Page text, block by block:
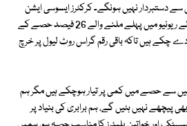
دستبردار نہیں ہونگے۔ کرکٹرز ایسوسی ایشن
پہلے ہی لچک کا مظاہرہ کرتے ہوئے ریونیو میں پہلے ملنے والے 26 فیصد حصے کے
تجویز دے چکے ہیں تاکہ باقی رقم گراس روٹ لیول پر خرچ
میں سے حصے میں کمی پر تیار ہوچکے ہیں مگر ہم
پیچھے نہیں ہٹیں گے، ہم برابری کی بنیاد پر